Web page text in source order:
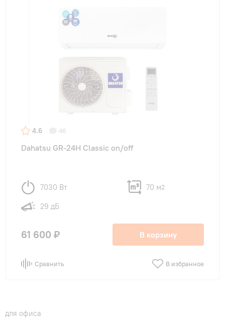
4.6 46
Dahatsu GR-24H Classic on/off
7030 Вт 70 м2
29 дБ
61 600 ₽ В корзину
Сравнить В избранное
для офиса